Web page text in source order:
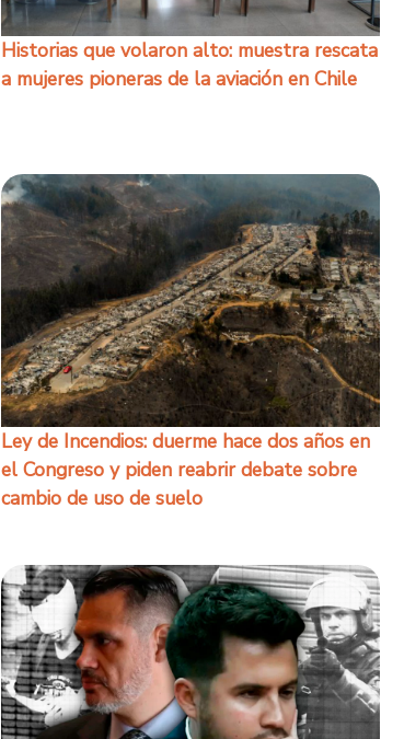
Historias que volaron alto: muestra rescata
a mujeres pioneras de la aviación en Chile
Ley de Incendios: duerme hace dos años en
el Congreso y piden reabrir debate sobre
cambio de uso de suelo